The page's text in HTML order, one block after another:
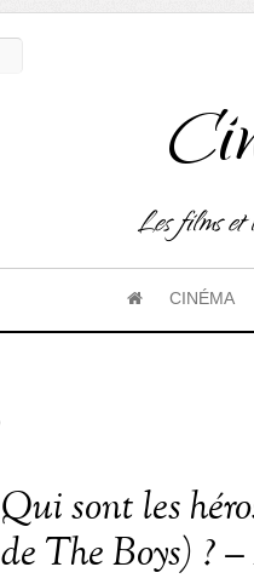
Les films et
CINÉMA
Qui sont les
de The Boys) ?